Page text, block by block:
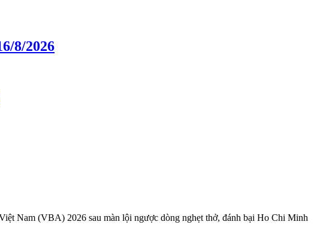
8/2026
Nam (VBA) 2026 sau màn lội ngược dòng nghẹt thở, đánh bại Ho Chi Minh